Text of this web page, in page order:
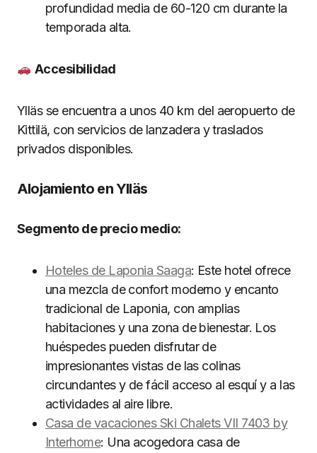
profundidad media de 60-120 cm durante la
temporada alta.
Accesibilidad
Ylläs se encuentra a unos 40 km del aeropuerto de
Kittilä, con servicios de lanzadera y traslados
privados disponibles.
Alojamiento en Ylläs
Segmento de precio medio:
Hoteles de Laponia Saaga: Este hotel ofrece
una mezcla de confort moderno y encanto
tradicional de Laponia, con amplias
habitaciones y una zona de bienestar. Los
huéspedes pueden disfrutar de
impresionantes vistas de las colinas
circundantes y de fácil acceso al esquí y a las
actividades al aire libre.
Casa de vacaciones Ski Chalets VII 7403 by
Interhome: Una acogedora casa de